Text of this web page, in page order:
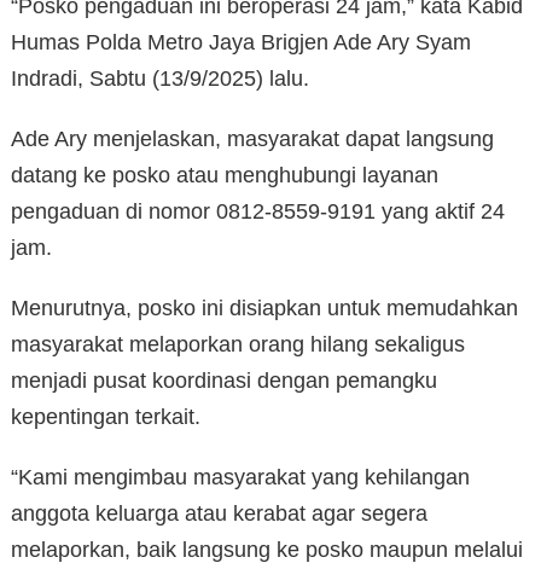
“Posko pengaduan ini beroperasi 24 jam,” kata Kabid
Humas Polda Metro Jaya Brigjen Ade Ary Syam
Indradi, Sabtu (13/9/2025) lalu.
Ade Ary menjelaskan, masyarakat dapat langsung
datang ke posko atau menghubungi layanan
pengaduan di nomor 0812-8559-9191 yang aktif 24
jam.
Menurutnya, posko ini disiapkan untuk memudahkan
masyarakat melaporkan orang hilang sekaligus
menjadi pusat koordinasi dengan pemangku
kepentingan terkait.
“Kami mengimbau masyarakat yang kehilangan
anggota keluarga atau kerabat agar segera
melaporkan, baik langsung ke posko maupun melalui